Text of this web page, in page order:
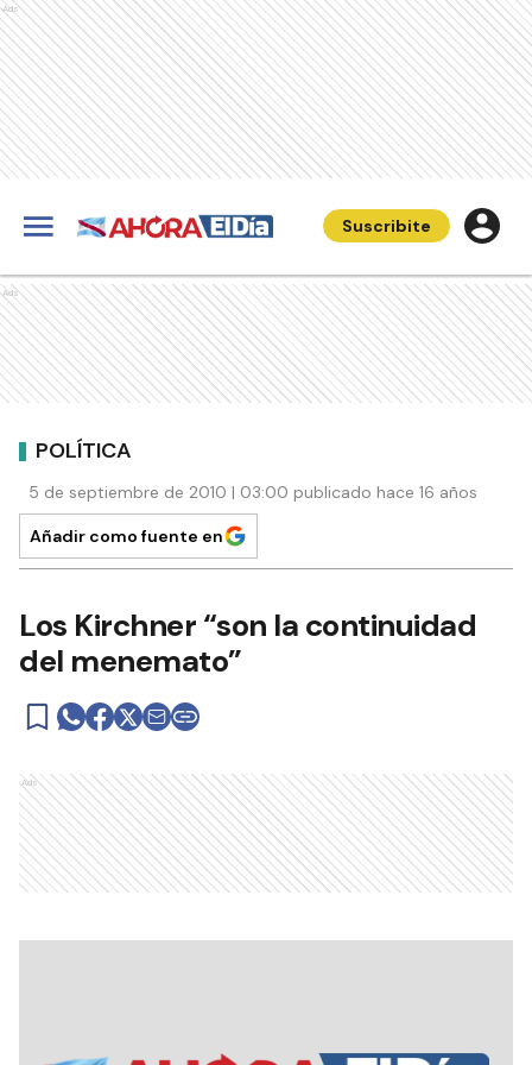
Ads
Suscribite
Ads
POLÍTICA
5 de septiembre de 2010 | 03:00 publicado hace 16 años
Añadir como fuente en
Los Kirchner “son la continuidad
del menemato”
Ads